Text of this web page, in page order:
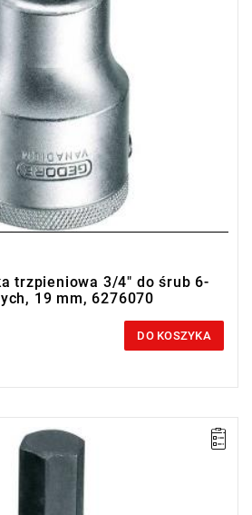
trzpieniowa 3/4" do śrub 6-
19 mm, 6276070
DO KOSZYKA